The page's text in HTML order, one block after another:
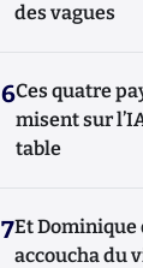
des vagues
6Ces quatre
misent sur
table
7Et
accoucha du